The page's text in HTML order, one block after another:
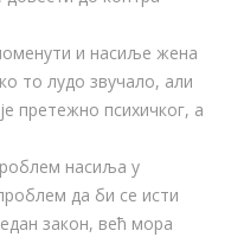
и насиље жена
то лудо звучало, али
претежно психичког, а
насиља у
да би се исти
закон, већ мора